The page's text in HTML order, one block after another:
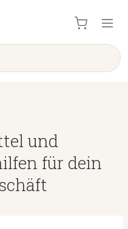
und
für dein